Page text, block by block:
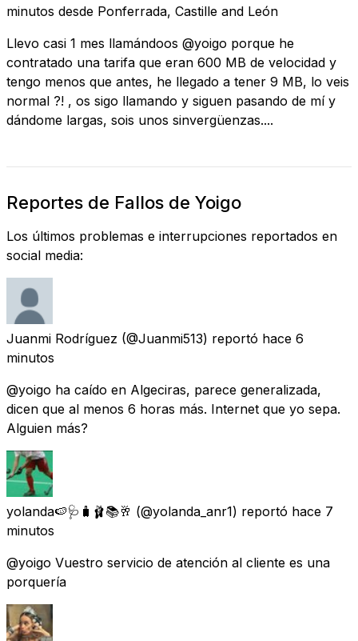
minutos desde Ponferrada, Castille and León
Llevo casi 1 mes llamándoos @yoigo porque he
contratado una tarifa que eran 600 MB de velocidad y
tengo menos que antes, he llegado a tener 9 MB, lo veis
normal ?! , os sigo llamando y siguen pasando de mí y
dándome largas, sois unos sinvergüenzas....
Reportes de Fallos de Yoigo
Los últimos problemas e interrupciones reportados en
social media:
Juanmi Rodríguez (@Juanmi513) reportó hace 6
minutos
@yoigo ha caído en Algeciras, parece generalizada,
dicen que al menos 6 horas más. Internet que yo sepa.
Alguien más?
yolanda🍉🩺🧳🩰📚🥂 (@yolanda_anr1) reportó hace 7
minutos
@yoigo Vuestro servicio de atención al cliente es una
porquería